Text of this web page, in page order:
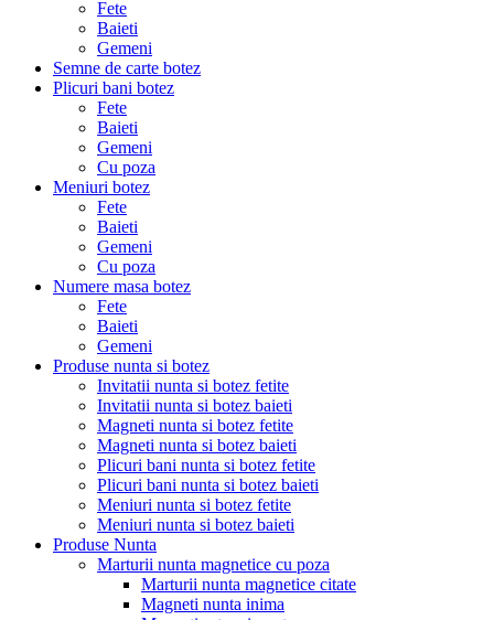
Fete
Baieti
Gemeni
Semne de carte botez
Plicuri bani botez
Fete
Baieti
Gemeni
Cu poza
Meniuri botez
Fete
Baieti
Gemeni
Cu poza
Numere masa botez
Fete
Baieti
Gemeni
Produse nunta si botez
Invitatii nunta si botez fetite
Invitatii nunta si botez baieti
Magneti nunta si botez fetite
Magneti nunta si botez baieti
Plicuri bani nunta si botez fetite
Plicuri bani nunta si botez baieti
Meniuri nunta si botez fetite
Meniuri nunta si botez baieti
Produse Nunta
Marturii nunta magnetice cu poza
Marturii nunta magnetice citate
Magneti nunta inima